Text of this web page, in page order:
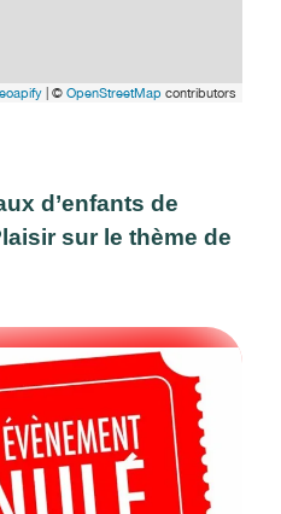
| © OpenStreetMap contributors
d’enfants de
sur le thème de